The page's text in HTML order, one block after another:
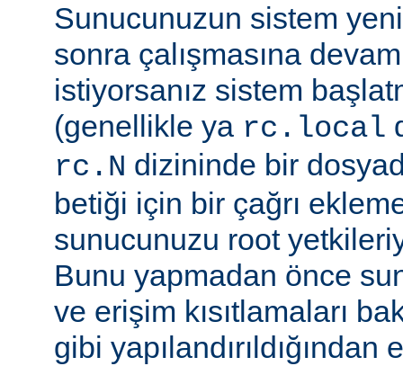
Sunucunuzun sistem
sonra çalışmasına
istiyorsanız sistem
(genellikle ya rc.local
rc.N dizininde bir
betiği için bir çağrı
sunucunuzu root
Bunu yapmadan önce
ve erişim kısıtlamaları
gibi